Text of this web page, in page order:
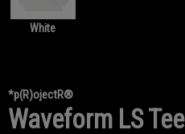
White
*p(R)ojectR®
Waveform LS Tee